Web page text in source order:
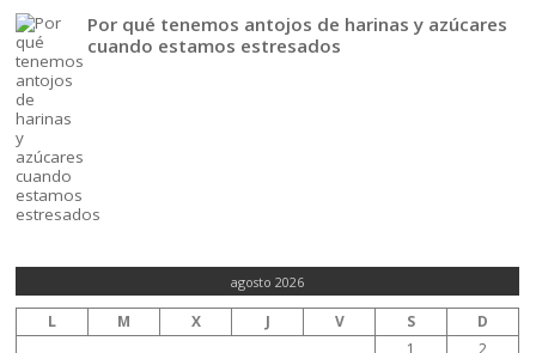
Por qué tenemos antojos de harinas y azúcares
cuando estamos estresados
agosto 2026
L M X J V S
D
1
2